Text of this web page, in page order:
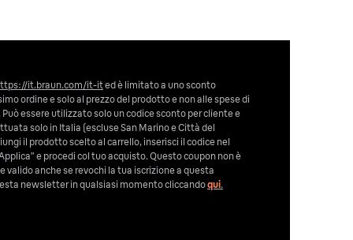
it.braun.com/it-ited è limitato a uno sconto
ordine e solo al prezzo del prodotto e non alle spese di
essere utilizzato solo un codice sconto per cliente e
solo in Italia (escluse San Marino e Città del
il prodotto scelto al carrello, inserisci il codice nel
e procedi col tuo acquisto. Questo coupon non è
anche se revochi la tua iscrizione a questa
newsletter in qualsiasi momento cliccandoqui.